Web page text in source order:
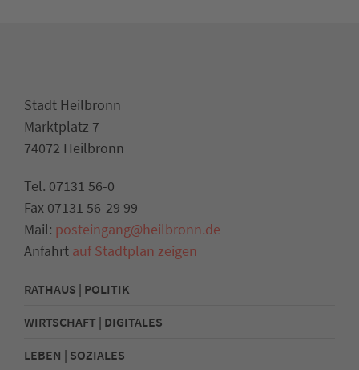
Stadt Heilbronn
Marktplatz 7
74072 Heilbronn
Tel. 07131 56-0
Fax 07131 56-29 99
Mail: posteingang@heilbronn.de
Anfahrt auf Stadtplan zeigen
RATHAUS | POLITIK
WIRTSCHAFT | DIGITALES
LEBEN | SOZIALES